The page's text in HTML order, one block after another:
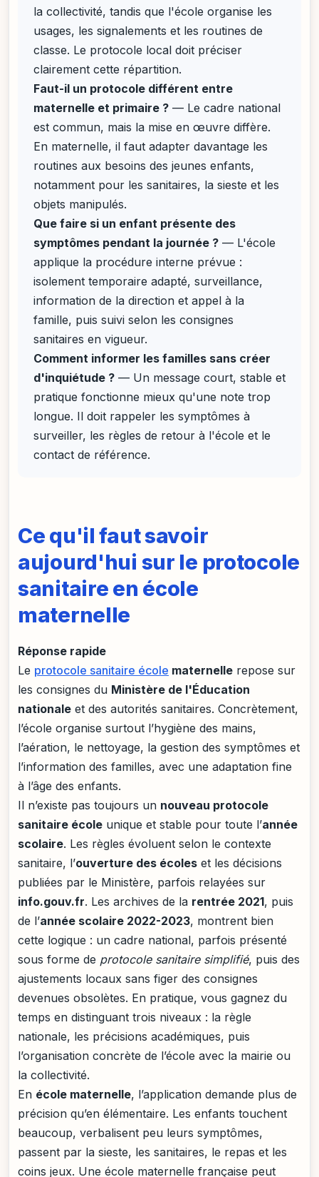
la collectivité, tandis que l'école organise les
usages, les signalements et les routines de
classe. Le protocole local doit préciser
clairement cette répartition.
Faut-il un protocole différent entre
maternelle et primaire ? — Le cadre national
est commun, mais la mise en œuvre diffère.
En maternelle, il faut adapter davantage les
routines aux besoins des jeunes enfants,
notamment pour les sanitaires, la sieste et les
objets manipulés.
Que faire si un enfant présente des
symptômes pendant la journée ? — L'école
applique la procédure interne prévue :
isolement temporaire adapté, surveillance,
information de la direction et appel à la
famille, puis suivi selon les consignes
sanitaires en vigueur.
Comment informer les familles sans créer
d'inquiétude ? — Un message court, stable et
pratique fonctionne mieux qu'une note trop
longue. Il doit rappeler les symptômes à
surveiller, les règles de retour à l'école et le
contact de référence.
Ce qu'il faut savoir
aujourd'hui sur le protocole
sanitaire en école
maternelle
Réponse rapide
Le protocole sanitaire école maternelle repose sur
les consignes du Ministère de l'Éducation
nationale et des autorités sanitaires. Concrètement,
l’école organise surtout l’hygiène des mains,
l’aération, le nettoyage, la gestion des symptômes et
l’information des familles, avec une adaptation fine
à l’âge des enfants.
Il n’existe pas toujours un nouveau protocole
sanitaire école unique et stable pour toute l’année
scolaire. Les règles évoluent selon le contexte
sanitaire, l’ouverture des écoles et les décisions
publiées par le Ministère, parfois relayées sur
info.gouv.fr. Les archives de la rentrée 2021, puis
de l’année scolaire 2022-2023, montrent bien
cette logique : un cadre national, parfois présenté
sous forme de protocole sanitaire simplifié, puis des
ajustements locaux sans figer des consignes
devenues obsolètes. En pratique, vous gagnez du
temps en distinguant trois niveaux : la règle
nationale, les précisions académiques, puis
l’organisation concrète de l’école avec la mairie ou
la collectivité.
En école maternelle, l’application demande plus de
précision qu’en élémentaire. Les enfants touchent
beaucoup, verbalisent peu leurs symptômes,
passent par la sieste, les sanitaires, le repas et les
coins jeux. Une école maternelle française peut